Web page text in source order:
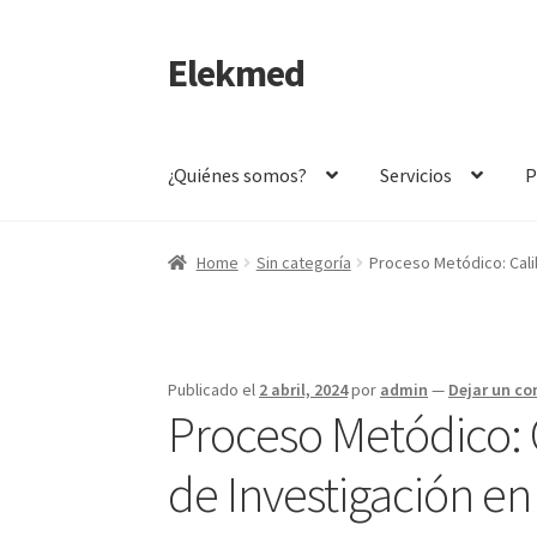
Saltar
a
Ir
al
Elekmed
¿Quiénes somos? Servicios
Inicio ¿Por Qué Elegir a Elekmed México?
¿Qué es un multímetro y cuál es su función
Amperímetro con certificado de calibración
Calibración de Medidores de Resistencia –
Home Sin categoría Proceso Metódico:
Publicado el 2 abril, 2024por admin — Dejar un
Proceso
de Investigación